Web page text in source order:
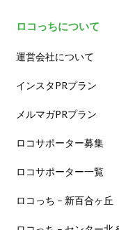
ロコっちについて
運営会社について
インスタPRプラン
メルマガPRプラン
ロコサポーター募集
ロコサポーター一覧
ロコっち – 新百合ヶ丘